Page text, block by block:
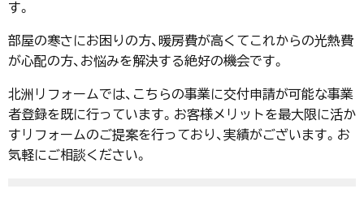
す。
部屋の寒さにお困りの方、暖房費が高くてこれからの光熱費
が心配の方、お悩みを解決する絶好の機会です。
北洲リフォームでは、こちらの事業に交付申請が可能な事業
者登録を既に行っています。お客様メリットを最大限に活か
すリフォームのご提案を行っており、実績がございます。お
気軽にご相談ください。